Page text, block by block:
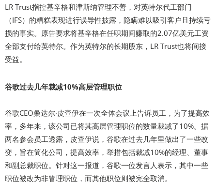
LR Trust指控基辛格和津斯纳管理不善，对英特尔代工部门
（IFS）的糟糕表现进行误导性披露，隐瞒难以吸引客户且持续亏
损的事实。原告要求将基辛格在任职期间赚取的2.07亿美元工资
全部支付给英特尔。作为英特尔的长期股东，LR Trust也将间接
受益。
谷歌过去几年裁减10%高层管理职位
谷歌CEO桑达尔·皮查伊在一次全体会议上告诉员工，为了提高效
率，多年来，该公司已将其高层管理职位的数量裁减了10%。据
两名参会员工透露，皮查伊说，谷歌在过去几年里做出了一些改
变，旨在简化公司，提高效率，举措包括裁减10%的经理、董事
和副总裁职位。针对这一报道，谷歌一位发言人表示，其中一些
职位被改为非管理职位，而其他职位则被完全取消。